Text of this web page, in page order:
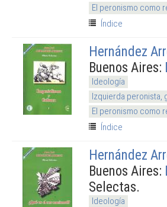
El peronismo como
Índice
Hernández
Buenos Aires:
Ideología
Izquierda peronista,
El peronismo como
Índice
Hernández
Buenos Aires:
Selectas.
Ideología